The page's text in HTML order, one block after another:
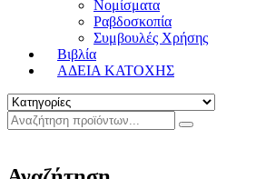
Νομίσματα
Ραβδοσκοπία
Συμβουλές Χρήσης
Βιβλία
ΑΔΕΙΑ ΚΑΤΟΧΗΣ